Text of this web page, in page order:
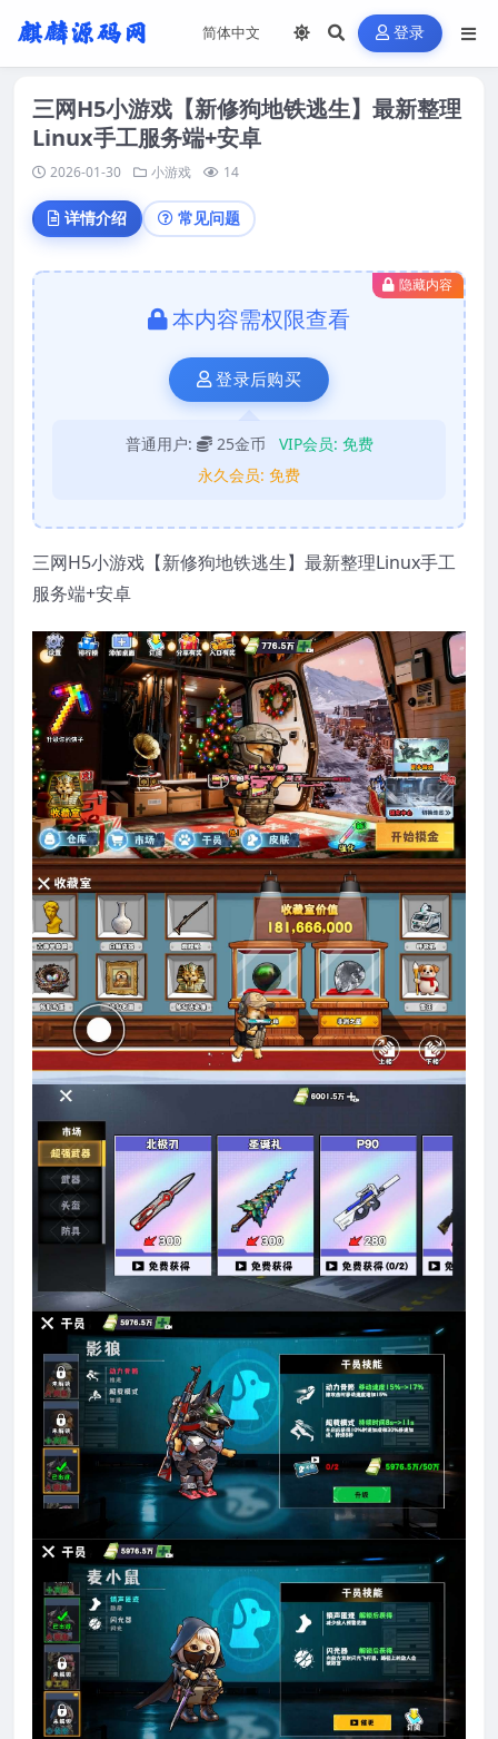
登录
三网H5小游戏【新修狗地铁逃生】最新整理
Linux手工服务端+安卓
2026-01-30 小游戏 14
详情介绍 常见问题
隐藏内容
本内容需权限查看
登录后购买
普通用户: 25金币 VIP会员: 免费
永久会员: 免费
三网H5小游戏【新修狗地铁逃生】最新整理Linux手工
服务端+安卓